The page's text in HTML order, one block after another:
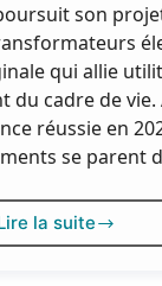
son
qui allie
du cadre de vie.
réussie en
se parent
la suite
L’art